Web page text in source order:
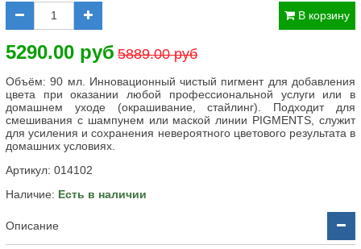
В корзину
5290.00 руб 5889.00 руб
Объём: 90 мл. Инновационный чистый пигмент для добавления
цвета при оказании любой профессиональной услуги или в
домашнем уходе (окрашивание, стайлинг). Подходит для
смешивания с шампунем или маской линии PIGMENTS, служит
для усиления и сохранения невероятного цветового результата в
домашних условиях.
Артикул: 014102
Наличие: Есть в наличии
Описание